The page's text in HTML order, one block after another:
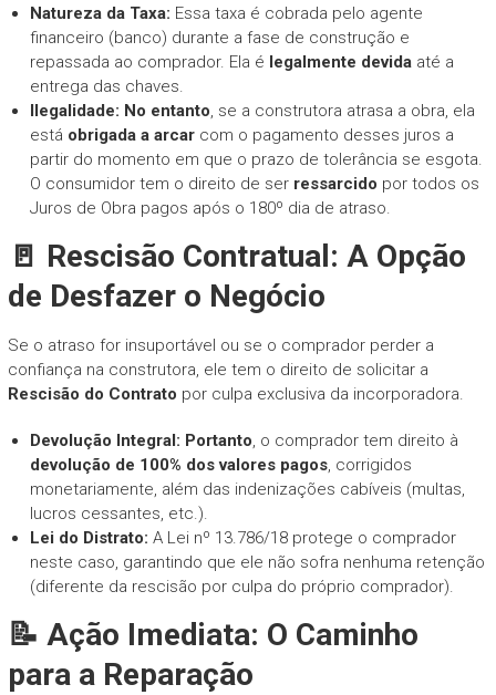
Natureza da Taxa: Essa taxa é cobrada pelo agente
financeiro (banco) durante a fase de construção e
repassada ao comprador. Ela é legalmente devidaaté a
entrega das chaves.
Ilegalidade: No entanto, se a construtora atrasa a obra, ela
está obrigada a arcarcom o pagamento desses juros a
partir do momento em que o prazo de tolerância se esgota.
O consumidor tem o direito de ser ressarcido por todos os
Juros de Obra pagos após o 180º dia de atraso.
🚪 Rescisão Contratual: A Opção
de Desfazer o Negócio
Se o atraso for insuportável ou se o comprador perder a
confiança na construtora, ele tem o direito de solicitar a
Rescisão do Contrato por culpa exclusiva da incorporadora.
Devolução Integral: Portanto, o comprador tem direito à
devolução de 100% dos valores pagos, corrigidos
monetariamente, além das indenizações cabíveis (multas,
lucros cessantes, etc.).
Lei do Distrato: A Lei nº 13.786/18 protege o comprador
neste caso, garantindo que ele não sofra nenhuma retenção
(diferente da rescisão por culpa do próprio comprador).
📝 Ação Imediata: O Caminho
para a Reparação